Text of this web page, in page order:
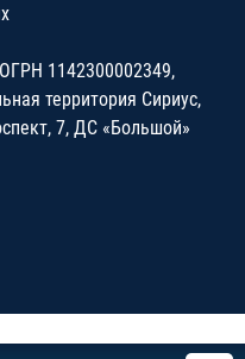
1142300002349,
территория Сириус,
7, ДС «Большой»